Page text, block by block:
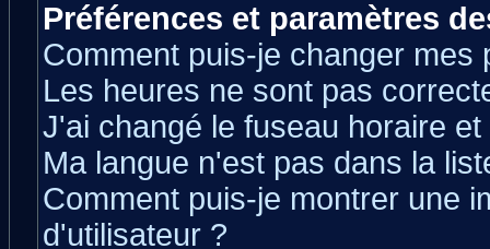
Préférences et paramètres
Comment puis-je changer mes
Les heures ne sont pas
J'ai changé le fuseau horaire
Ma langue n'est pas dans la
Comment puis-je montrer une
d'utilisateur ?